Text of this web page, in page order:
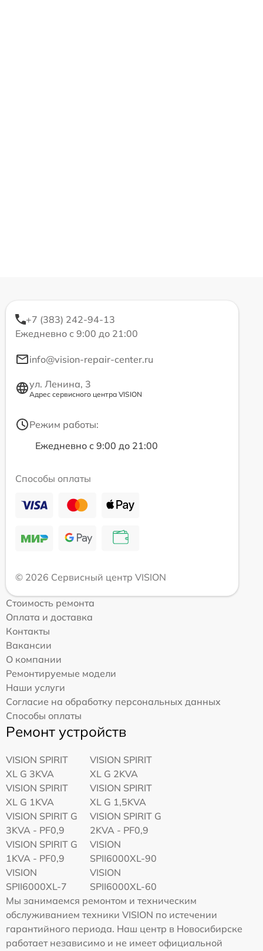
+7 (383) 242-94-13
Ежедневно с 9:00 до 21:00
info@vision-repair-center.ru
ул. Ленина, 3
Адрес сервисного центра VISION
Режим работы:
Ежедневно с 9:00 до 21:00
Способы оплаты
© 2026 Сервисный центр VISION
Стоимость ремонта
Оплата и доставка
Контакты
Вакансии
О компании
Ремонтируемые модели
Наши услуги
Согласие на обработку персональных данных
Способы оплаты
Ремонт устройств
VISION SPIRIT
XL G 3KVA
VISION SPIRIT
XL G 2KVA
VISION SPIRIT
XL G 1KVA
VISION SPIRIT
XL G 1,5KVA
VISION SPIRIT G
3KVA - PF0,9
VISION SPIRIT G
2KVA - PF0,9
VISION SPIRIT G
1KVA - PF0,9
VISION
SPII6000XL-90
VISION
SPII6000XL-7
VISION
SPII6000XL-60
Мы занимаемся ремонтом и техническим
обслуживанием техники VISION по истечении
гарантийного периода. Наш центр в Новосибирске
работает независимо и не имеет официальной